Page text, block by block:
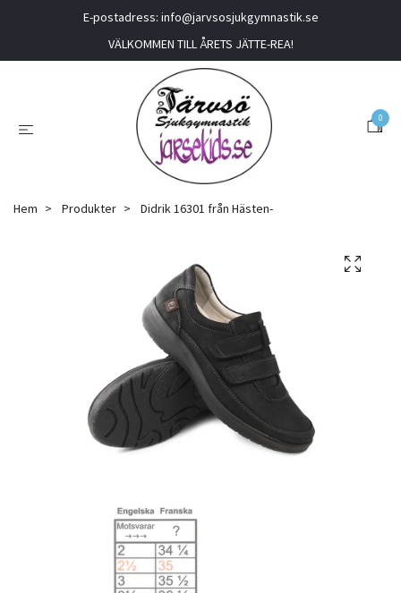
E-postadress: info@jarvsosjukgymnastik.se
VÄLKOMMEN TILL ÅRETS JÄTTE-REA!
0
Hem Produkter Didrik 16301 från Hästen-